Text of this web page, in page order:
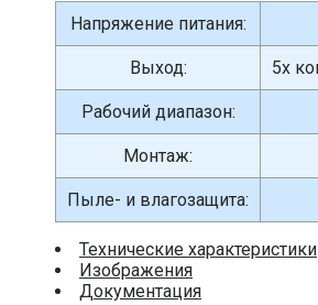
Напряжение питания:
Выход: 5x
Рабочий диапазон:
Монтаж:
Пыле- и влагозащита:
Технические характеристики
Изображения
Документация